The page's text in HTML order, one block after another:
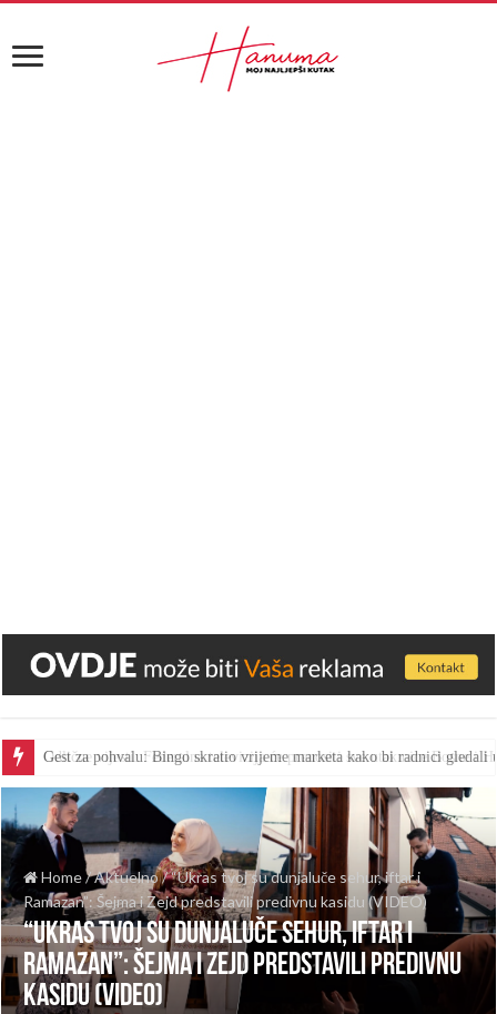
Gest za pohvalu: Bingo skratio vrijeme marketa kako bi radnici gledali
Home/Aktuelno/“Ukras tvoj su dunjaluče sehur, iftar i
Ramazan”: Šejma i Zejd predstavili predivnu kasidu (VIDEO)
“Ukras tvoj su dunjaluče sehur, iftar i
Ramazan”: Šejma i Zejd predstavili predivnu
kasidu (VIDEO)